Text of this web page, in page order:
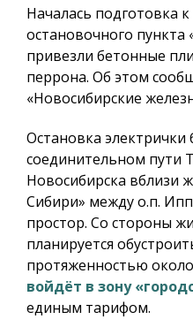
Началась подготовка
остановочного пункта
привезли бетонные
перрона. Об этом
«Новосибирские
Остановка электрички
соединительном пути
Новосибирска вблизи
Сибири» между о.п.
простор. Со стороны
планируется
протяженностью
войдёт в зону
единым тарифом.